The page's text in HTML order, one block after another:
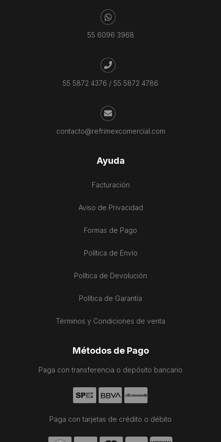
55 6096 3968
55 5872 4376 / 55 5872 4786
contacto@refrimexcomercial.com
Ayuda
Facturación
Aviso de Privacidad
Formas de Pago
Política de Envío
Política de Devolución
Política de Garantía
Términos y Condiciones de venta
Métodos de Pago
Paga con transferencia o depósito bancario
Paga con tarjetas de crédito o débito